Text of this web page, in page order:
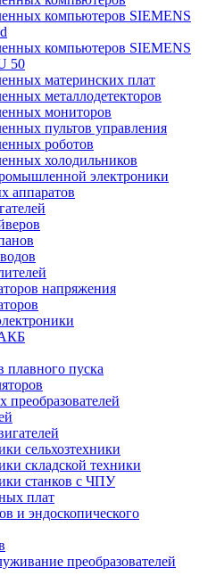
компьютеров SIEMENS
компьютеров SIEMENS
50
материнских плат
металлодетекторов
мониторов
пультов управления
роботов
холодильников
электроники
аппаратов
напряжения
плавного пуска
преобразователей
сельхозтехники
складской техники
станков с ЧПУ
плат
и эндоскопического
преобразователей